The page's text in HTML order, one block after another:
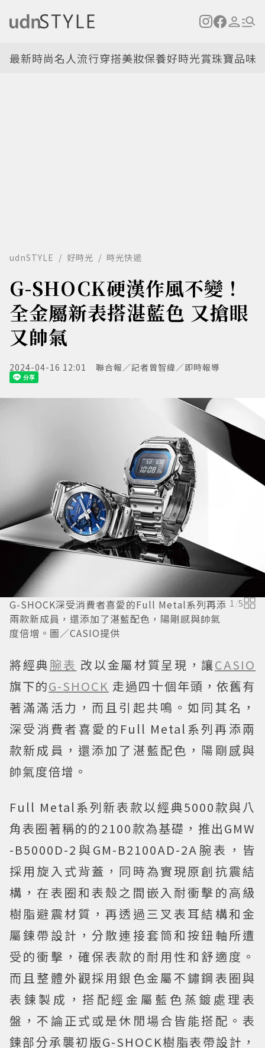
最新時尚名人流行穿搭美妝保養好時光賞珠寶品味
udnSTYLE 好時光 時光快遞
G-SHOCK硬漢作風不變！
全金屬新表搭湛藍色 又搶眼
又帥氣
2024-04-16 12:01 聯合報／記者曾智緯／即時報導
G-SHOCK深受消費者喜愛的Full Metal系列再添
兩款新成員，還添加了湛藍配色，陽剛感與帥氣
度倍增。圖／CASIO提供
1/5
將經典腕表 改以金屬材質呈現，讓CASIO
旗下的G-SHOCK 走過四十個年頭，依舊有
著滿滿活力，而且引起共鳴。如同其名，
深受消費者喜愛的Full Metal系列再添兩
款新成員，還添加了湛藍配色，陽剛感與
帥氣度倍增。
Full Metal系列新表款以經典5000款與八
角表圈著稱的的2100款為基礎，推出GMW
-B5000D-2與GM-B2100AD-2A腕表，皆
採用旋入式背蓋，同時為實現原創抗震結
構，在表圈和表殼之間嵌入耐衝擊的高級
樹脂避震材質，再透過三叉表耳結構和金
屬鍊帶設計，分散連接套筒和按鈕軸所遭
受的衝擊，確保表款的耐用性和舒適度。
而且整體外觀採用銀色金屬不鏽鋼表圈與
表鍊製成，搭配經金屬藍色蒸鍍處理表
盤，不論正式或是休閒場合皆能搭配。表
鍊部分承襲初版G-SHOCK樹脂表帶設計，